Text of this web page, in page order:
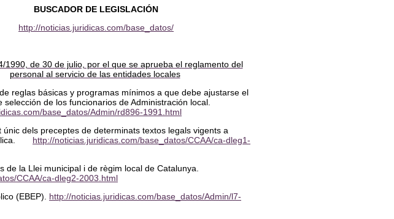
BUSCADOR DE LEGISLACIÓN
http://noticias.juridicas.com/base_datos/
1990, de 30 de julio, por el que se aprueba el reglamento del
personal al servicio de las entidades locales
reglas básicas y programas mínimos a que debe ajustarse el
selección de los funcionarios de Administración local.
base_datos/Admin/rd896-1991.html
únic dels preceptes de determinats textos legals vigents a
http://noticias.juridicas.com/base_datos/CCAA/ca-dleg1-
de la Llei municipal i de règim local de Catalunya.
CCAA/ca-dleg2-2003.html
(EBEP). http://noticias.juridicas.com/base_datos/Admin/l7-